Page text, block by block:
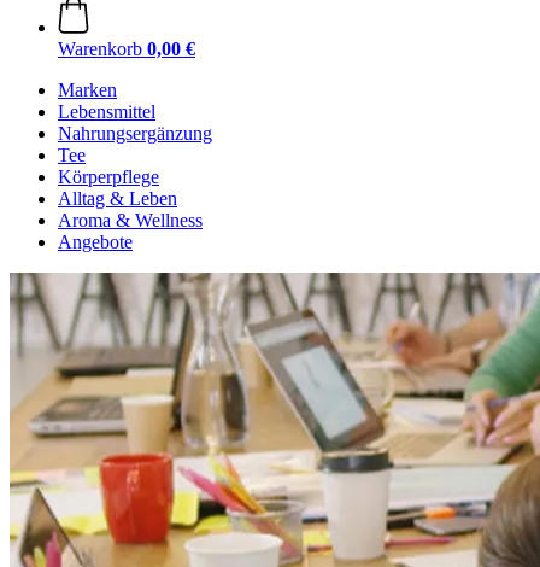
Warenkorb 0,00 €
Marken
Lebensmittel
Nahrungsergänzung
Tee
Körperpflege
Alltag & Leben
Aroma & Wellness
Angebote